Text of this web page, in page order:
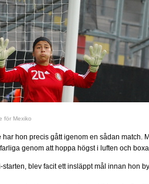
för Mexiko
har hon precis gått igenom en sådan
genom att hoppa högst i luften och
blev facit ett insläppt mål innan hon